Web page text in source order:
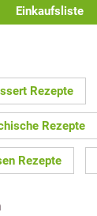
Einkaufsliste
Rezepte
Rezepte
Rezepte